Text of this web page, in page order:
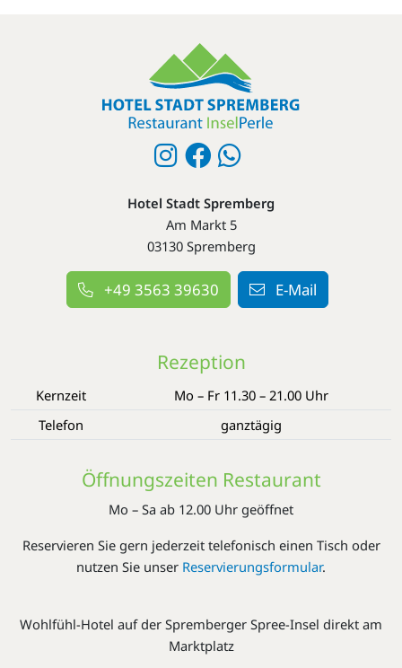
Hotel Stadt Spremberg
Am Markt 5
03130 Spremberg
+49 3563 39630 E-Mail
Rezeption
Kernzeit
Mo – Fr 11.30 – 21.00 Uhr
Telefon
ganztägig
Öffnungszeiten Restaurant
Mo – Sa ab 12.00 Uhr geöffnet
Reservieren Sie gern jederzeit telefonisch einen Tisch oder
nutzen Sie unser Reservierungsformular.
Wohlfühl-Hotel auf der Spremberger Spree-Insel direkt am
Marktplatz